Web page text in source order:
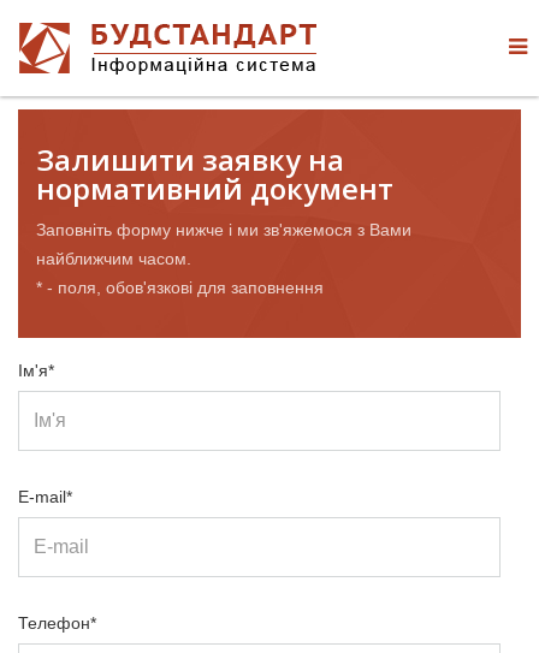
Залишити заявку на
нормативний документ
Заповніть форму нижче і ми зв'яжемося з Вами
найближчим часом.
* - поля, обов'язкові для заповнення
Ім'я*
E-mail*
Телефон*